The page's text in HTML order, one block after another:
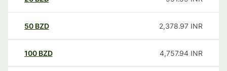
50 BZD 2,378.97 INR
100 BZD 4,757.94 INR